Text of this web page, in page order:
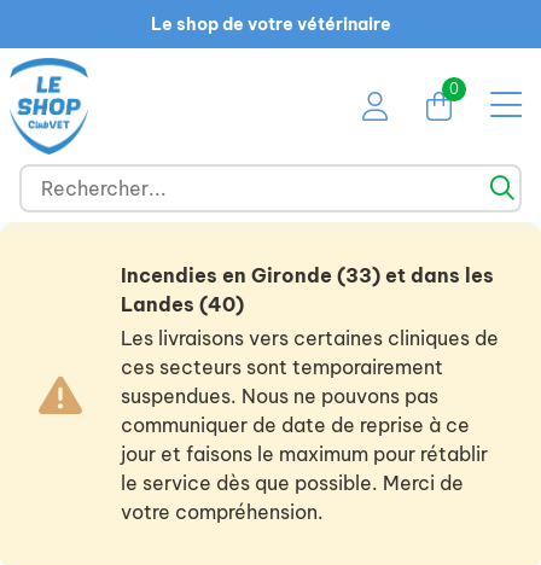
Le shop de votre vétérinaire
0
Incendies en Gironde (33) et dans les
Landes (40)
Les livraisons vers certaines cliniques de
ces secteurs sont temporairement
suspendues. Nous ne pouvons pas
communiquer de date de reprise à ce
jour et faisons le maximum pour rétablir
le service dès que possible. Merci de
votre compréhension.